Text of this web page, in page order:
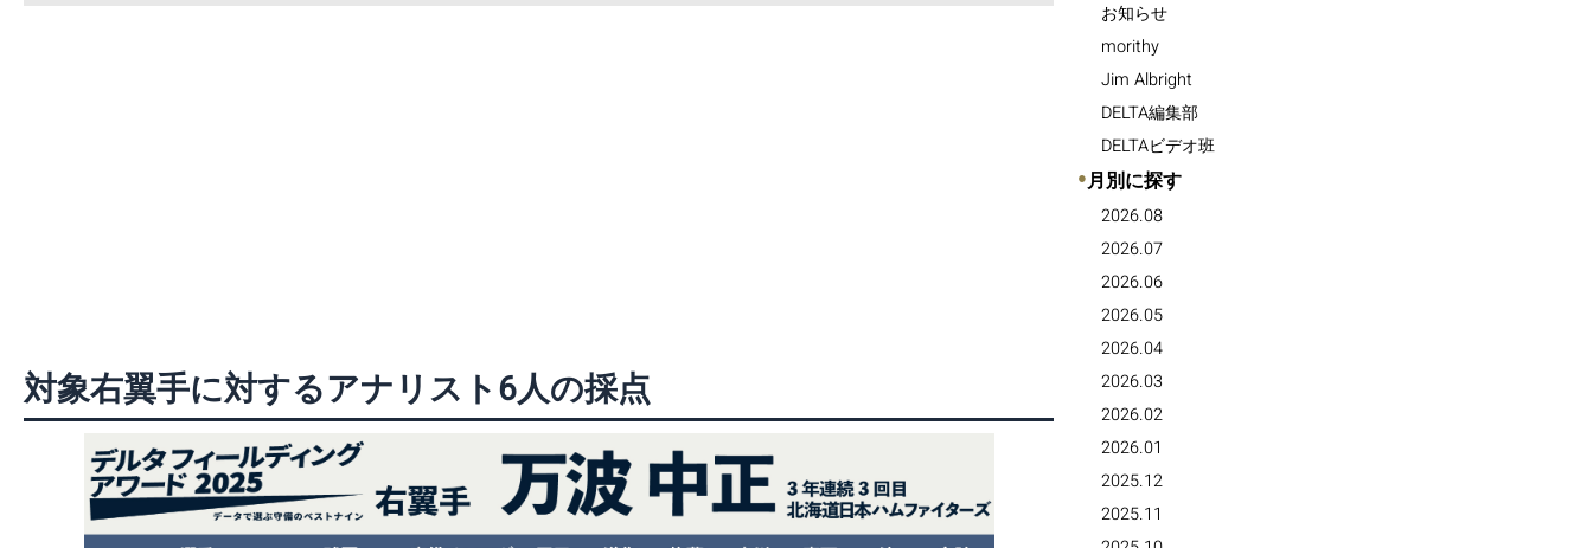
対象右翼手に対するアナリスト6人の採点
お知らせ
morithy
Jim Albright
DELTA編集部
DELTAビデオ班
●月別に探す
2026.08
2026.07
2026.06
2026.05
2026.04
2026.03
2026.02
2026.01
2025.12
2025.11